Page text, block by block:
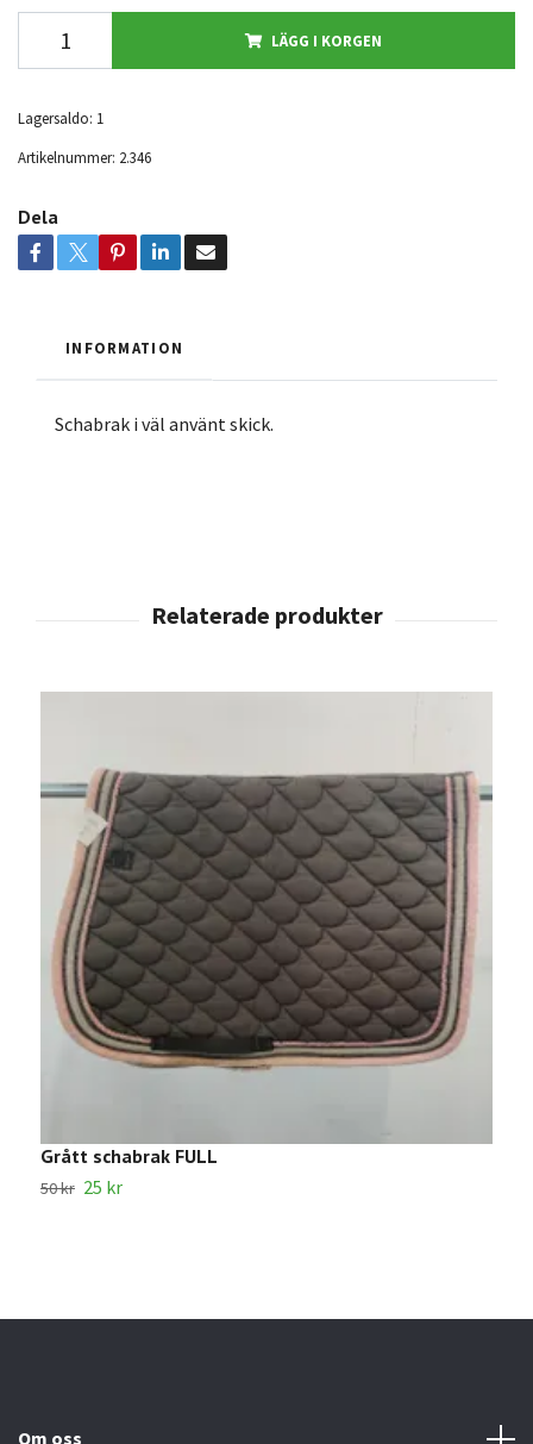
LÄGG I KORGEN
Lagersaldo: 1
Artikelnummer: 2.346
Dela
INFORMATION
Schabrak i väl använt skick.
Grått schabrak FULL
50 kr 25 kr
Om oss